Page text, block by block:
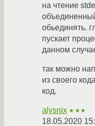
на чтение
обьединять.
пускает
данном
так можно
из своего
код.
alysnix ★★★
18.05.2020